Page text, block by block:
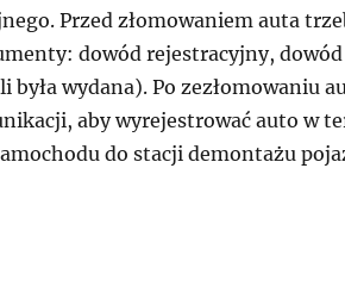
Przed złomowaniem auta
dowód rejestracyjny, dowód
wydana). Po zezłomowaniu
aby wyrejestrować auto w
do stacji demontażu